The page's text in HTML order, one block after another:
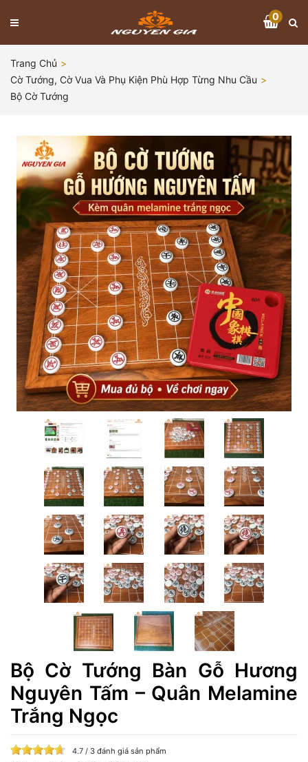
0
Trang Chủ
Cờ Tướng, Cờ Vua Và Phụ Kiện Phù Hợp Từng Nhu Cầu
Bộ Cờ Tướng
Bộ Cờ Tướng Bàn Gỗ Hương
Nguyên Tấm – Quân Melamine
Trắng Ngọc
4.7 / 3 đánh giá sản phẩm